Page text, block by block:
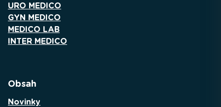
URO MEDICO
GYN MEDICO
MEDICO LAB
INTER MEDICO
Obsah
Novinky